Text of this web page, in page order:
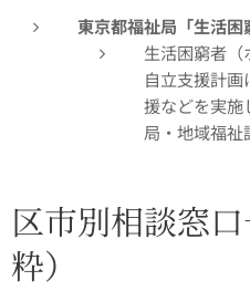
東京都福祉局「生活困
生活困窮者（
自立支援計
援などを実施
局・地域福祉
区市別相談窓
粋）